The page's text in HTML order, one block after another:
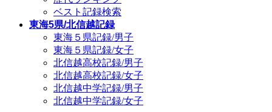
ベスト記録検索
東海5県/北信越記録
東海５県記録/男子
東海５県記録/女子
北信越高校記録/男子
北信越高校記録/女子
北信越中学記録/男子
北信越中学記録/女子